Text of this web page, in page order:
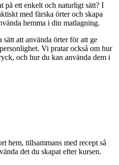
på ett enkelt och naturligt sätt? I
med färska örter och skapa
hemma i din matlagning.
att använda örter för att ge
Vi pratar också om hur
och hur du kan använda dem i
hem, tillsammans med recept så
det du skapat efter kursen.